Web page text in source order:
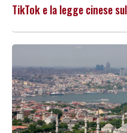
TikTok e la legge cinese